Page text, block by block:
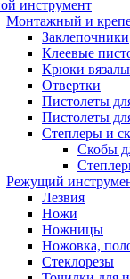
инструмент
Монтажный и
Заклепочники
Клеевые
Крюки
Отвертки
Пистолеты
Пистолеты
Степлеры и
Скобы
Режущий
Лезвия
Ножи
Ножницы
Ножовка,
Стеклорезы